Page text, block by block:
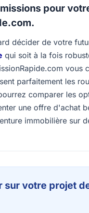
pour
décider de votre
qui soit à la fois
parfaitement les
comparer les
une offre d'achat
immobilière sur
sur votre projet